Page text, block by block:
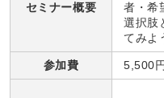
セミナー概要
者・希
選択肢
てみよ
参加費 5,500円